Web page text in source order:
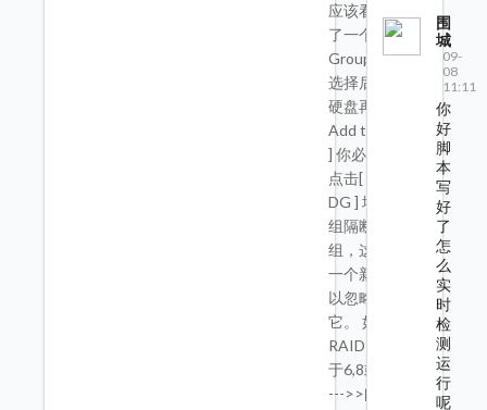
应该看到出现
了一个Drive
Group1按ctrl
选择后面两块
硬盘再次点[
Add to Array
] 你必须再次
点击[ Accept
DG ] 增加一个
组隔断上面的
组，这将多出
一个新的组可
以忽略不管
它。 如果您的
RAID10将基
于6,8或10个 -
--->>阅读完
围
城
09-
08
11:11
你
好
脚
本
写
好
了
怎
么
实
时
检
测
运
行
呢